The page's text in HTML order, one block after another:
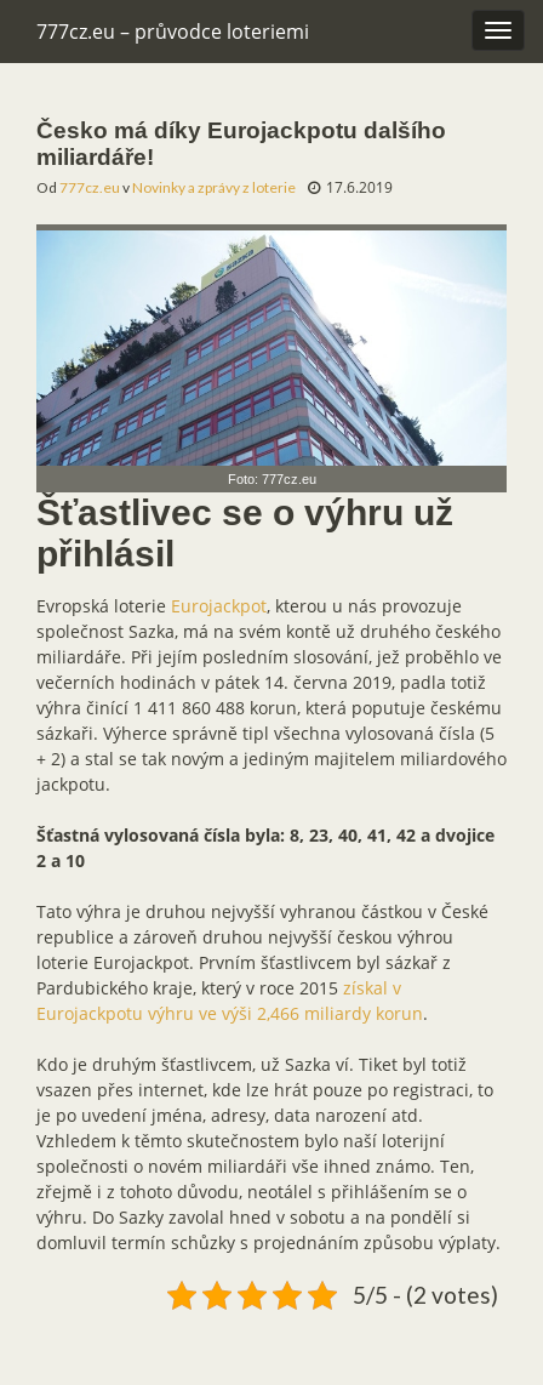
777cz.eu – průvodce loteriemi
Česko má díky Eurojackpotu dalšího
miliardáře!
Od 777cz.eu vNovinky a zprávy z loterie 17.6.2019
Foto: 777cz.eu
Šťastlivec se o výhru už
přihlásil
Evropská loterie Eurojackpot, kterou u nás provozuje
společnost Sazka, má na svém kontě už druhého českého
miliardáře. Při jejím posledním slosování, jež proběhlo ve
večerních hodinách v pátek 14. června 2019, padla totiž
výhra činící 1 411 860 488 korun, která poputuje českému
sázkaři. Výherce správně tipl všechna vylosovaná čísla (5
+ 2) a stal se tak novým a jediným majitelem miliardového
jackpotu.
Šťastná vylosovaná čísla byla: 8, 23, 40, 41, 42 a dvojice
2 a 10
Tato výhra je druhou nejvyšší vyhranou částkou v České
republice a zároveň druhou nejvyšší českou výhrou
loterie Eurojackpot. Prvním šťastlivcem byl sázkař z
Pardubického kraje, který v roce 2015 získal v
Eurojackpotu výhru ve výši 2,466 miliardy korun.
Kdo je druhým šťastlivcem, už Sazka ví. Tiket byl totiž
vsazen přes internet, kde lze hrát pouze po registraci, to
je po uvedení jména, adresy, data narození atd.
Vzhledem k těmto skutečnostem bylo naší loterijní
společnosti o novém miliardáři vše ihned známo. Ten,
zřejmě i z tohoto důvodu, neotálel s přihlášením se o
výhru. Do Sazky zavolal hned v sobotu a na pondělí si
domluvil termín schůzky s projednáním způsobu výplaty.
5/5 - (2 votes)